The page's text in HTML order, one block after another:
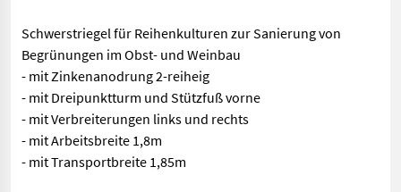
Schwerstriegel für Reihenkulturen zur Sanierung von
Begrünungen im Obst- und Weinbau
- mit Zinkenanodrung 2-reiheig
- mit Dreipunktturm und Stützfuß vorne
- mit Verbreiterungen links und rechts
- mit Arbeitsbreite 1,8m
- mit Transportbreite 1,85m